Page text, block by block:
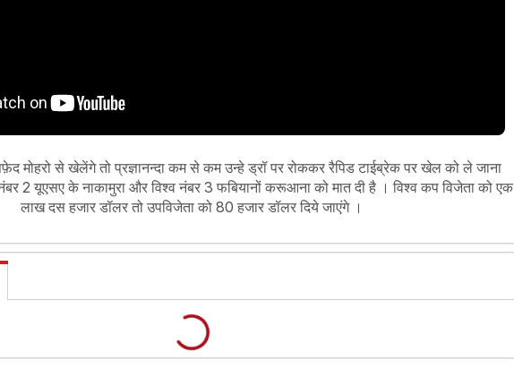
मोहरो से खेलेंगे तो प्रज्ञानन्दा कम से कम उन्हे ड्रॉ पर रोककर रैपिड टाईब्रेक पर खेल को ले जाना
2 यूएसए के नाकामुरा और विश्व नंबर 3 फबियानों करूआना को मात दी है । विश्व कप विजेता को एक
लाख दस हजार डॉलर तो उपविजेता को 80 हजार डॉलर दिये जाएंगे ।